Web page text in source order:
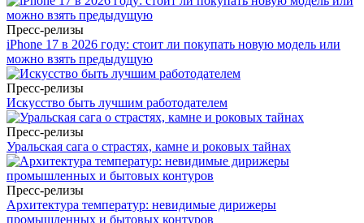
Пресс-релизы
iPhone 17 в 2026 году: стоит ли покупать новую модель или
можно взять предыдущую
Пресс-релизы
Искусство быть лучшим работодателем
Пресс-релизы
Уральская сага о страстях, камне и роковых тайнах
Пресс-релизы
Архитектура температур: невидимые дирижеры
промышленных и бытовых контуров